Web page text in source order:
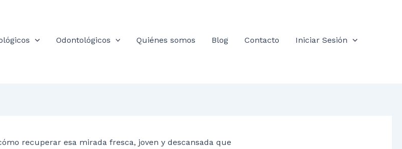
Odontológicos Quiénes somos Blog Contacto Iniciar Sesión
recuperar esa mirada fresca, joven y descansada que